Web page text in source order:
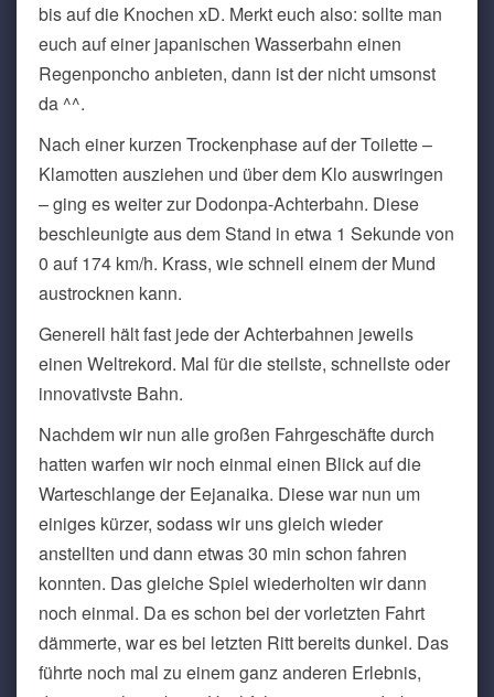
bis auf die Knochen xD. Merkt euch also: sollte man
euch auf einer japanischen Wasserbahn einen
Regenponcho anbieten, dann ist der nicht umsonst
da ^^.
Nach einer kurzen Trockenphase auf der Toilette –
Klamotten ausziehen und über dem Klo auswringen
– ging es weiter zur Dodonpa-Achterbahn. Diese
beschleunigte aus dem Stand in etwa 1 Sekunde von
0 auf 174 km/h. Krass, wie schnell einem der Mund
austrocknen kann.
Generell hält fast jede der Achterbahnen jeweils
einen Weltrekord. Mal für die steilste, schnellste oder
innovativste Bahn.
Nachdem wir nun alle großen Fahrgeschäfte durch
hatten warfen wir noch einmal einen Blick auf die
Warteschlange der Eejanaika. Diese war nun um
einiges kürzer, sodass wir uns gleich wieder
anstellten und dann etwas 30 min schon fahren
konnten. Das gleiche Spiel wiederholten wir dann
noch einmal. Da es schon bei der vorletzten Fahrt
dämmerte, war es bei letzten Ritt bereits dunkel. Das
führte noch mal zu einem ganz anderen Erlebnis,